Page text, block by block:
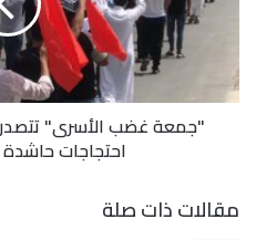
"جمعة غضب الأسرى" تتصدر
احتجاجات
مقالات ذات صلة